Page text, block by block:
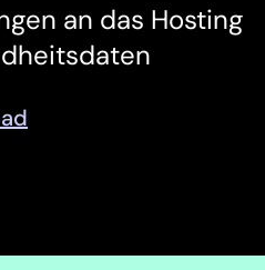
an das Hosting